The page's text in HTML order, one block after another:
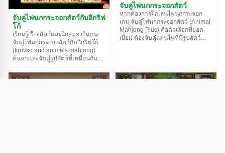
จับคู่ไพ่นกกระจอกสัตว์กับอิกริฟ
โก้
เรียนรู้เรื่องสัตว์และฝึกสมองในเกม
จับคู่ไพ่นกกระจอกสัตว์กับอิกริฟโก้
(Igrivko and animals mahjong)
ค้นหาและจับคู่รูปสัตว์ที่เหมือนกัน
กระจอก เกมนี้มีการจับเวลา หาก
จับคู่ไพ่นกกระจอกสัตว์
หากต้องการฝึกเล่นไพ่นกกระจอก
เกม จับคู่ไพ่นกกระจอกสัตว์ (Animal
Mahjong Plus) คือตัวเลือกที่ยอด
เยี่ยม ต้องจับคู่แผ่นไพ่ที่มีรูปสัตว์
ให้ทันเวลา!
0.0 0 5.0 0